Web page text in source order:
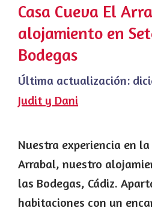
Casa Cueva El
alojamiento en
Bodegas
Última actualización:
Judit y Dani
Nuestra experiencia en la
Arrabal, nuestro
las Bodegas, Cádiz.
habitaciones con un